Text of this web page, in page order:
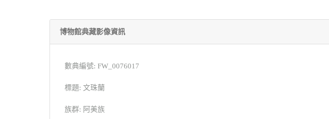
博物館典藏影像資訊
數典編號: FW_0076017
標題: 文珠蘭
族群: 阿美族